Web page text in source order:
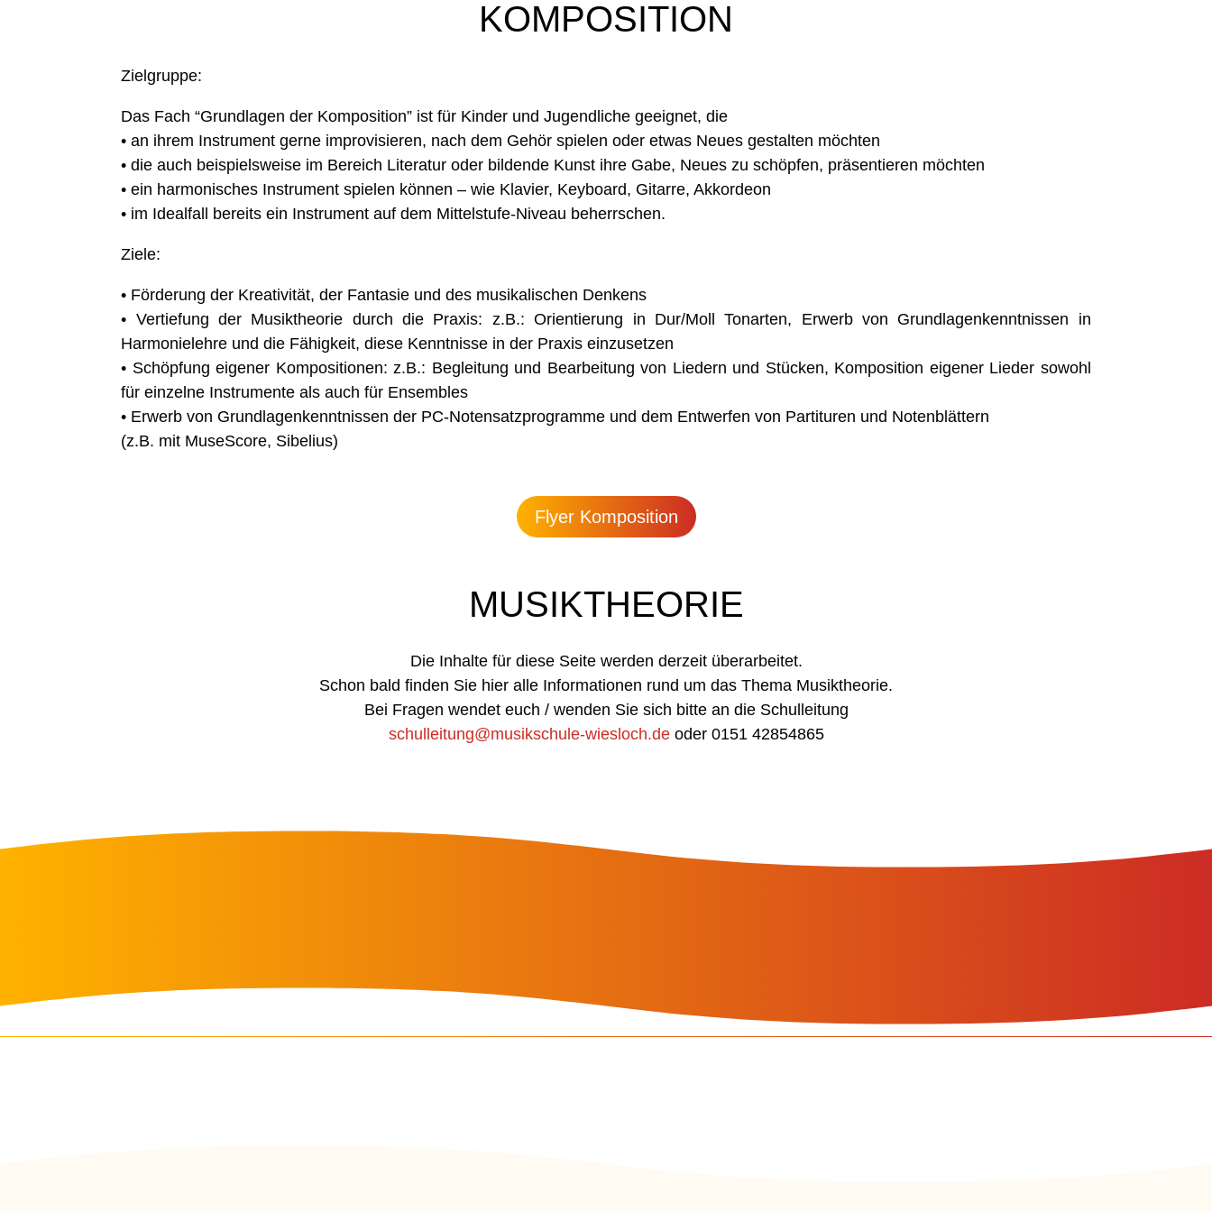
KOMPOSITION
Zielgruppe:
Das Fach “Grundlagen der Komposition” ist für Kinder und Jugendliche geeignet, die
• an ihrem Instrument gerne improvisieren, nach dem Gehör spielen oder etwas Neues gestalten möchten
• die auch beispielsweise im Bereich Literatur oder bildende Kunst ihre Gabe, Neues zu schöpfen, präsentieren möchten
• ein harmonisches Instrument spielen können – wie Klavier, Keyboard, Gitarre, Akkordeon
• im Idealfall bereits ein Instrument auf dem Mittelstufe-Niveau beherrschen.
Ziele:
• Förderung der Kreativität, der Fantasie und des musikalischen Denkens
• Vertiefung der Musiktheorie durch die Praxis: z.B.: Orientierung in Dur/Moll Tonarten, Erwerb von Grundlagenkenntnissen in
Harmonielehre und die Fähigkeit, diese Kenntnisse in der Praxis einzusetzen
• Schöpfung eigener Kompositionen: z.B.: Begleitung und Bearbeitung von Liedern und Stücken, Komposition eigener Lieder sowohl
für einzelne Instrumente als auch für Ensembles
• Erwerb von Grundlagenkenntnissen der PC-Notensatzprogramme und dem Entwerfen von Partituren und Notenblättern
(z.B. mit MuseScore, Sibelius)
Flyer Komposition
MUSIKTHEORIE
Die Inhalte für diese Seite werden derzeit überarbeitet.
Schon bald finden Sie hier alle Informationen rund um das Thema Musiktheorie.
Bei Fragen wendet euch / wenden Sie sich bitte an die Schulleitung
schulleitung@musikschule-wiesloch.de oder 0151 42854865